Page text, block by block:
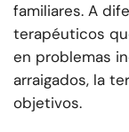
familiares. A
terapéuticos
en problemas
arraigados, la
objetivos.